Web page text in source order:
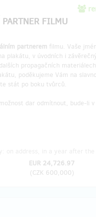
FILMU
partnerem filmu. Vaše
plakátu, v úvodních i
propagačních
poděkujeme Vám na
stát po boku tvůrců.
dar odmítnout, bude-li
EUR 24,726.97
(CZK 600,000)